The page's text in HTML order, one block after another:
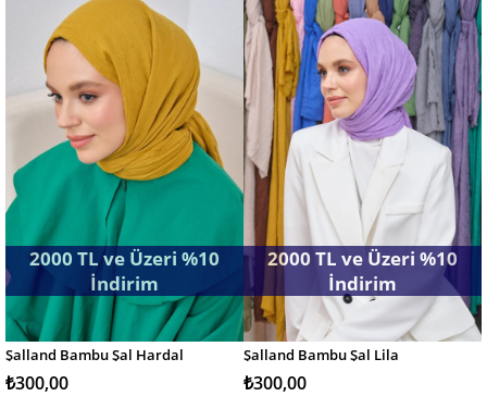
SEPETE EKLE
Şalland Bambu Şal Hardal
2000 TL ve Üzeri %10
İndirim
₺300,00
SEPETE EKLE
Şalland Bambu Şal Lila
2000 TL ve Üzeri %10
İndirim
₺300,00